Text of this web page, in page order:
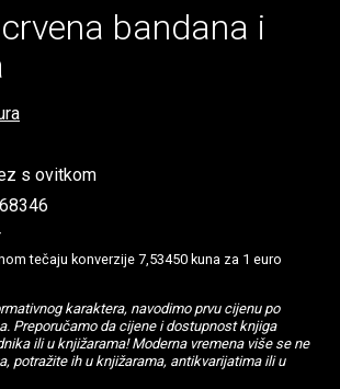
crvena bandana i
s ovitkom
tečaju konverzije 7,53450 kuna za 1 euro
karaktera, navodimo prvu cijenu po
Preporučamo da cijene i dostupnost knjiga
ili u knjižarama! Moderna vremena više se ne
potražite ih u knjižarama, antikvarijatima ili u